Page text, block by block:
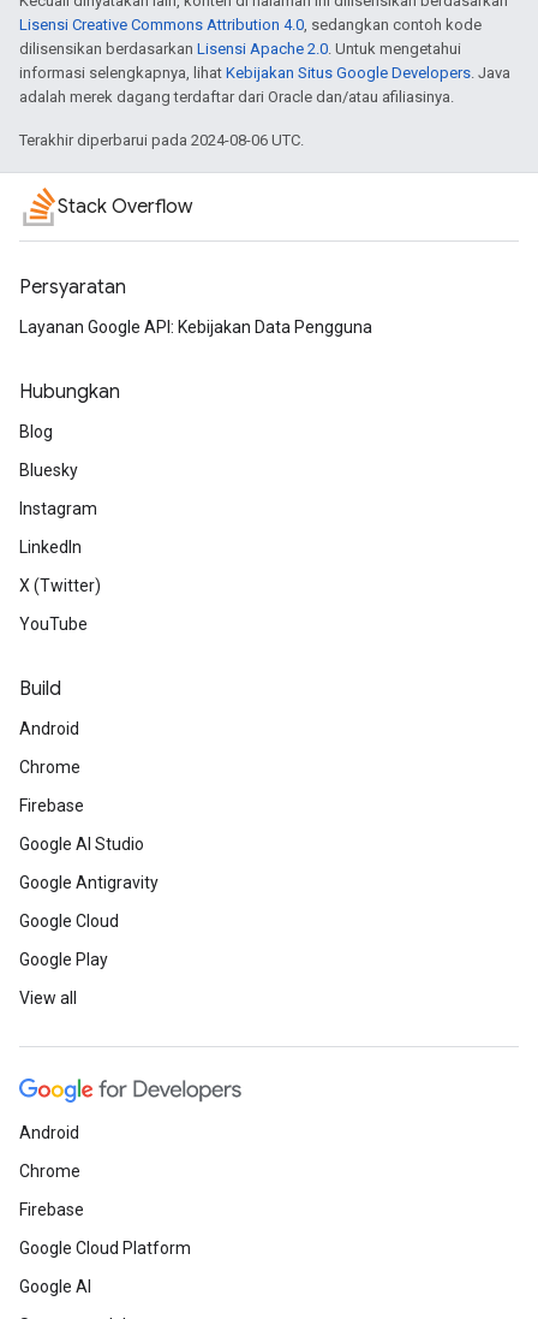
Lisensi Creative Commons Attribution 4.0, sedangkan contoh kode
dilisensikan berdasarkan Lisensi Apache 2.0. Untuk mengetahui
informasi selengkapnya, lihat Kebijakan Situs Google Developers. Java
adalah merek dagang terdaftar dari Oracle dan/atau afiliasinya.
Terakhir diperbarui pada 2024-08-06 UTC.
Stack Overflow
Persyaratan
Layanan Google API: Kebijakan Data Pengguna
Hubungkan
Blog
Bluesky
Instagram
LinkedIn
X (Twitter)
YouTube
Build
Android
Chrome
Firebase
Google AI Studio
Google Antigravity
Google Cloud
Google Play
View all
Android
Chrome
Firebase
Google Cloud Platform
Google AI